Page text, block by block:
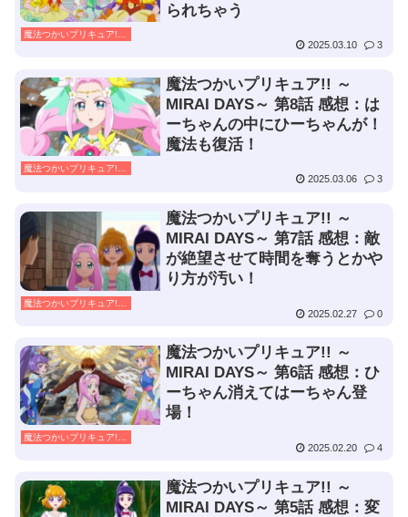
られちゃう
2025.03.10 3
魔法つかいプリキュア!! ～MIRAI DAYS～
魔法つかいプリキュア!! ～
MIRAI DAYS～ 第8話 感想：は
ーちゃんの中にひーちゃんが！
魔法も復活！
2025.03.06 3
魔法つかいプリキュア!! ～
MIRAI DAYS～ 第7話 感想：敵
が絶望させて時間を奪うとかや
り方が汚い！
2025.02.27 0
魔法つかいプリキュア!! ～
MIRAI DAYS～ 第6話 感想：ひ
ーちゃん消えてはーちゃん登
場！
2025.02.20 4
魔法つかいプリキュア!! ～
MIRAI DAYS～ 第5話 感想：変